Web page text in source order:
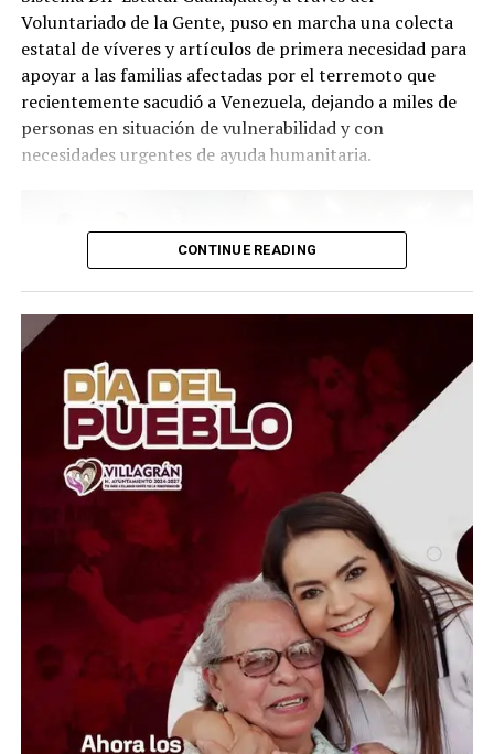
Voluntariado de la Gente, puso en marcha una colecta
estatal de víveres y artículos de primera necesidad para
apoyar a las familias afectadas por el terremoto que
recientemente sacudió a Venezuela, dejando a miles de
personas en situación de vulnerabilidad y con
necesidades urgentes de ayuda humanitaria.
El Presidente del Consejo Consultivo del Sistema DIF
Estatal Guanajuato, Juan Carlos Montesinos Carranza,
señaló que esta iniciativa busca brindar apoyo solidario y
oportuno a quienes atraviesan momentos difíciles, por
lo que convocó a la ciudadanía, al sector empresarial,
asociaciones civiles, grupos voluntarios y sociedad en
general, a sumarse a esta causa mediante la donación de
insumos esenciales.
“Hoy más que nunca es momento de demostrar que la
solidaridad no conoce fronteras. Desde Guanajuato
extendemos la mano a las familias venezolanas que
enfrentan esta emergencia, convencidos de que cada
aportación puede hacer la diferencia en la vida de
quienes más lo necesitan”, expresó.
CONTINUE READING